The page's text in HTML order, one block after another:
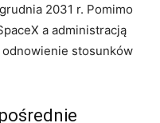
2031 r. Pomimo
a administracją
stosunków